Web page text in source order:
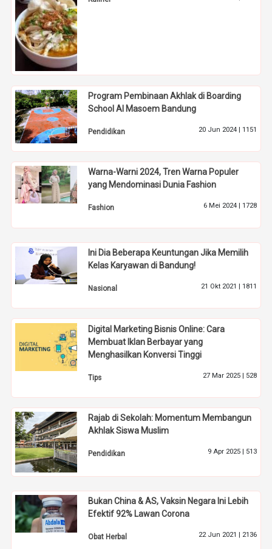
Program Pembinaan Akhlak di Boarding
School Al Masoem Bandung
Pendidikan 20 Jun 2024 | 1151
Warna-Warni 2024, Tren Warna Populer
yang Mendominasi Dunia Fashion
Fashion 6 Mei 2024 | 1728
Ini Dia Beberapa Keuntungan Jika Memilih
Kelas Karyawan di Bandung!
Nasional 21 Okt 2021 | 1811
Digital Marketing Bisnis Online: Cara
Membuat Iklan Berbayar yang
Menghasilkan Konversi Tinggi
Tips 27 Mar 2025 | 528
Rajab di Sekolah: Momentum Membangun
Akhlak Siswa Muslim
Pendidikan 9 Apr 2025 | 513
Bukan China & AS, Vaksin Negara Ini Lebih
Efektif 92% Lawan Corona
Obat Herbal 22 Jun 2021 | 2136